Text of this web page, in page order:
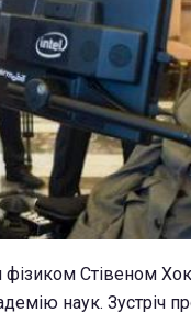
Стівеном
наук. Зустріч